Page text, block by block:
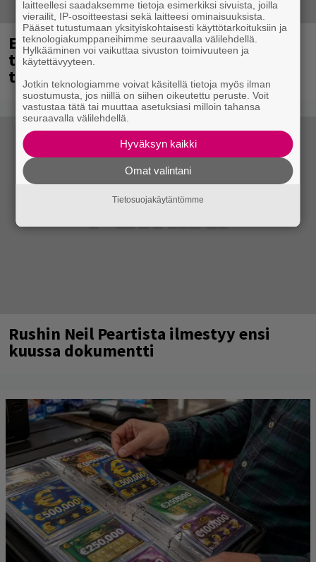
Eppu Normaalin viimeinen keikka
tänään – katso kuvagalleria torstailta
täältä
Rushin Neil Peartista ilmestyy ensi
kuussa dokumentti
laitteellesi saadaksemme tietoja esimerkiksi sivuista, joilla
vierailit, IP-osoitteestasi sekä laitteesi ominaisuuksista.
Pääset tutustumaan yksityiskohtaisesti käyttötarkoituksiin ja
teknologiakumppaneihimme seuraavalla välilehdellä.
Hylkääminen voi vaikuttaa sivuston toimivuuteen ja
käytettävyyteen.
Jotkin teknologiamme voivat käsitellä tietoja myös ilman
suostumusta, jos niillä on siihen oikeutettu peruste. Voit
vastustaa tätä tai muuttaa asetuksiasi milloin tahansa
seuraavalla välilehdellä.
Hyväksyn kaikki
Omat valintani
Tietosuojakäytäntömme